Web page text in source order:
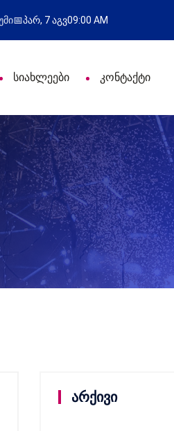
წარმატებული გამოსვლა
📅პარ, 7 აგვ09:00 AM
სიახლეები კონტაქტი
არქივი